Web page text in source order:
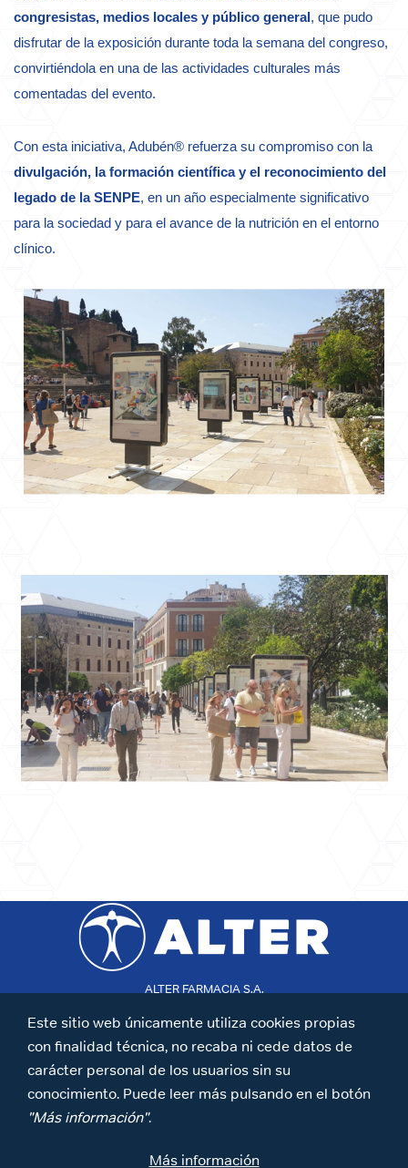
congresistas, medios locales y público general , que pudo
disfrutar de la exposición durante toda la semana del congreso,
convirtiéndola en una de las actividades culturales más
comentadas del evento.
Con esta iniciativa, Adubén® refuerza su compromiso con la
divulgación, la formación científica y el reconocimiento del
legado de la SENPE, en un año especialmente significativo
para la sociedad y para el avance de la nutrición en el entorno
clínico.
ALTER FARMACIA S.A.
T:+34 913 433 320
28036 Madrid,España
Fabricado en la UE
Síguenos en LinkedIn
Este sitio web únicamente utiliza cookies propias
con finalidad técnica, no recaba ni cede datos de
carácter personal de los usuarios sin su
conocimiento. Puede leer más pulsando en el botón
"Más información".
Más información